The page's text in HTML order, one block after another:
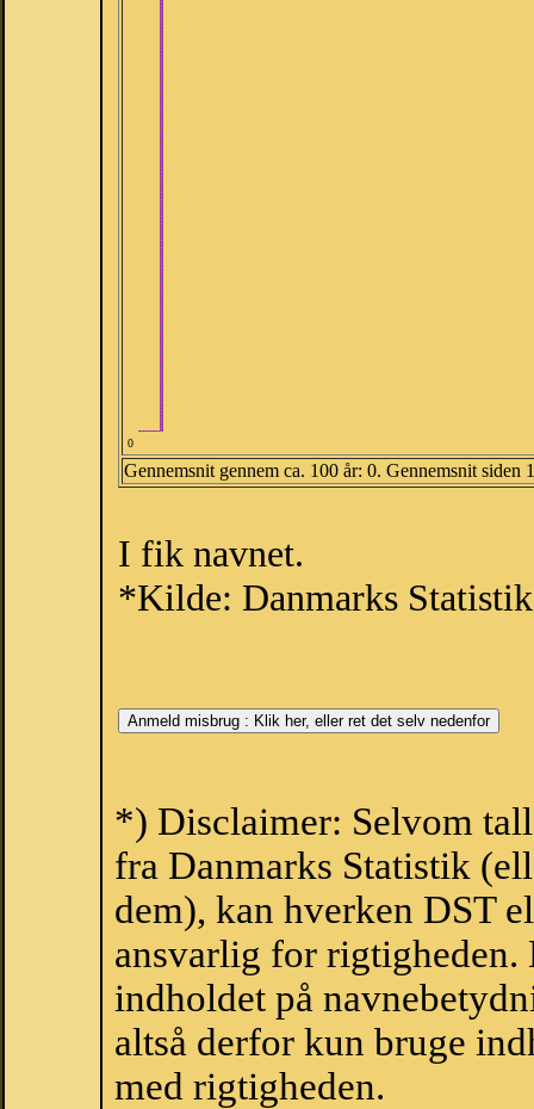
0
Gennemsnit gennem ca. 100 år: 0. Gennemsnit siden
I fik navnet.
*Kilde: Danmarks Statistik
*) Disclaimer: Selvom
fra Danmarks Statistik
dem), kan hverken DST
ansvarlig for
indholdet på
altså derfor kun bruge
med rigtigheden.